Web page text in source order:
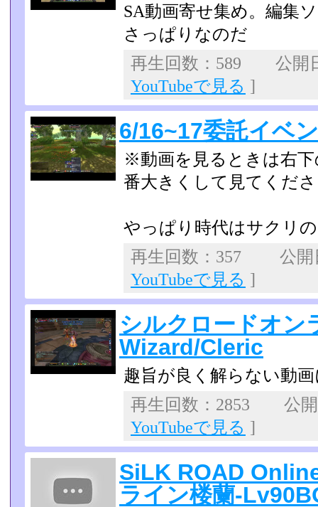
SA動画寄せ集め。編集
さっぱりなのだ
再生回数：589 公開
YouTubeで見る ]
6/16~17委託イベ
※動画を見るときは右
番大きくして見てくだ
やっぱり時代はサクリ
再生回数：357 公
YouTubeで見る ]
シルクロードオ
Wizard/Cleric
趣旨が良く解らない動
再生回数：2853 公
YouTubeで見る ]
SiLK ROAD
ライン楼蘭-